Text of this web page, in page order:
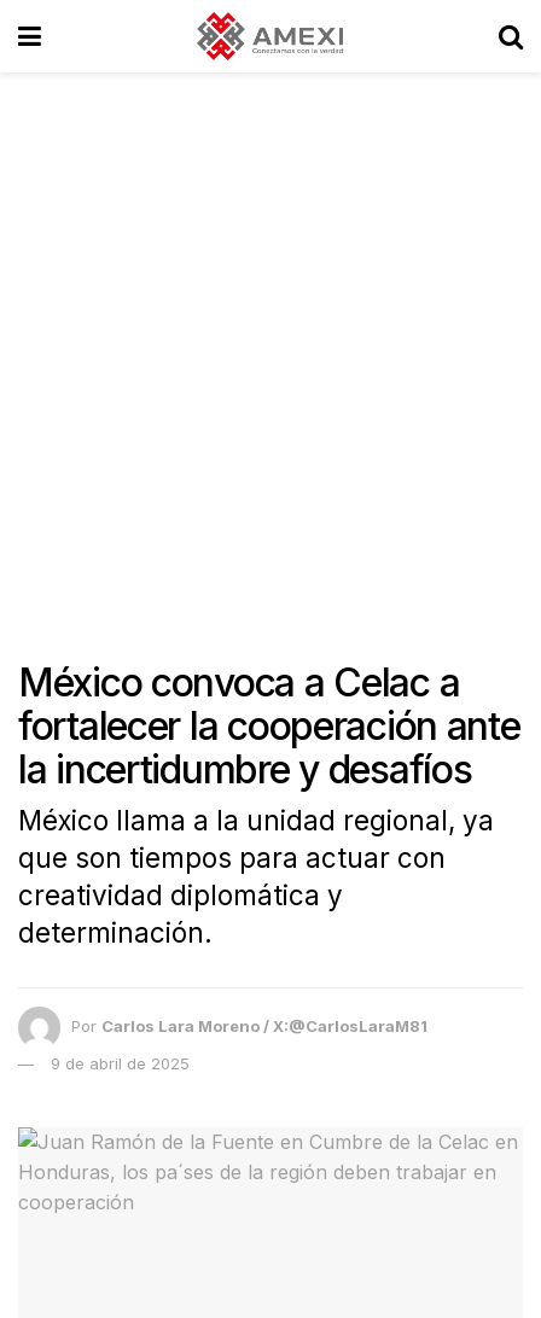
México convoca a Celac a
fortalecer la cooperación ante
la incertidumbre y desafíos
México llama a la unidad regional, ya
que son tiempos para actuar con
creatividad diplomática y
determinación.
Por Carlos Lara Moreno / X:@CarlosLaraM81
9 de abril de 2025